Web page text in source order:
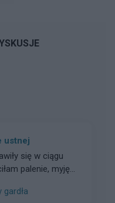
ustnej
się w ciągu
palenie, myję
żółte kulki, tak
gardła